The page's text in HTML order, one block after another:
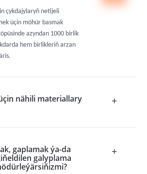
çykdajylaryň netijeli
üçin möhür basmak
azyndan 1000 birlik
hem birlikleriň arzan
nähili materiallary
+
gaplamak ýa-da
galyplama
+